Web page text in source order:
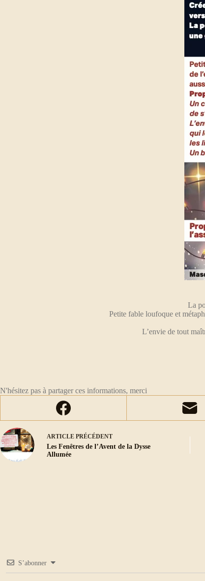
La
Petite fable loufoque et
L’envie de tout
N'hésitez pas à partager ces informations, merci
ARTICLE PRÉCÉDENT
Les Fenêtres de l’Avent de la Dysse
Allumée
S’abonner